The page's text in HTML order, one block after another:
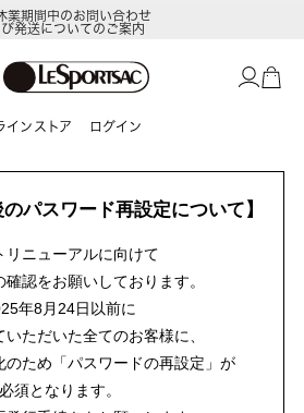
業期間中のお問い合わせ
発送についてのご案内
インストア ログイン
のパスワード再設定について】
リニューアルに向けて
認をお願いしております。
年8月24日以前に
ただいた全てのお客様に、
のため「パスワードの再設定」が
必須となります。